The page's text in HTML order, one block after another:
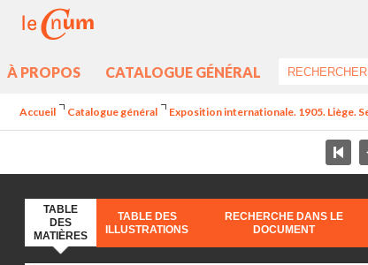
À PROPOS CATALOGUE GÉNÉRAL
Accueil Catalogue général Exposition internationale. 1905. Liège.
TABLE
DES
MATIÈRES
TABLE DES
ILLUSTRATIONS
RECHERCHE DANS LE
DOCUMENT